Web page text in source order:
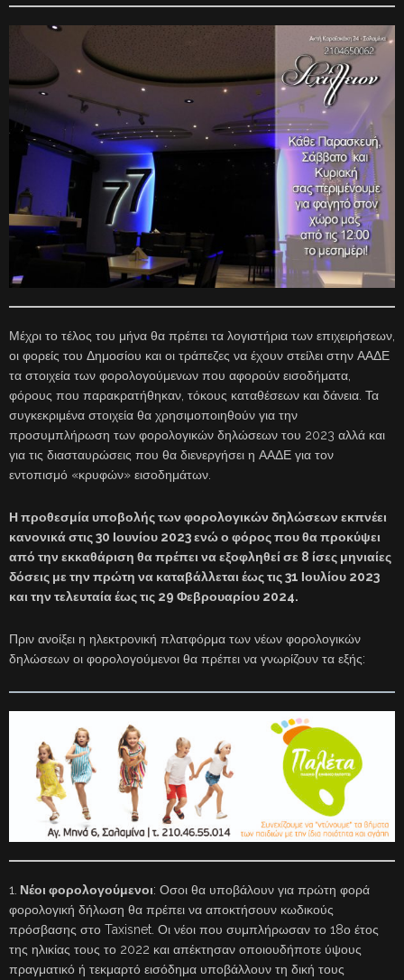
Μέχρι το τέλος του μήνα θα πρέπει τα λογιστήρια των επιχειρήσεων,
οι φορείς του Δημοσίου και οι τράπεζες να έχουν στείλει στην ΑΑΔΕ
τα στοιχεία των φορολογούμενων που αφορούν εισοδήματα,
φόρους που παρακρατήθηκαν, τόκους καταθέσεων και δάνεια. Τα
συγκεκριμένα στοιχεία θα χρησιμοποιηθούν για την
προσυμπλήρωση των φορολογικών δηλώσεων του 2023 αλλά και
για τις διασταυρώσεις που θα διενεργήσει η ΑΑΔΕ για τον
εντοπισμό «κρυφών» εισοδημάτων.
Η προθεσμία υποβολής των φορολογικών δηλώσεων εκπνέει
κανονικά στις 30 Ιουνίου 2023 ενώ ο φόρος που θα προκύψει
από την εκκαθάριση θα πρέπει να εξοφληθεί σε 8 ίσες μηνιαίες
δόσεις με την πρώτη να καταβάλλεται έως τις 31 Ιουλίου 2023
και την τελευταία έως τις 29 Φεβρουαρίου 2024.
Πριν ανοίξει η ηλεκτρονική πλατφόρμα των νέων φορολογικών
δηλώσεων οι φορολογούμενοι θα πρέπει να γνωρίζουν τα εξής:
1. Νέοι φορολογούμενοι: Οσοι θα υποβάλουν για πρώτη φορά
φορολογική δήλωση θα πρέπει να αποκτήσουν κωδικούς
πρόσβασης στο Taxisnet. Οι νέοι που συμπλήρωσαν το 18ο έτος
της ηλικίας τους το 2022 και απέκτησαν οποιουδήποτε ύψους
πραγματικό ή τεκμαρτό εισόδημα υποβάλλουν τη δική τους